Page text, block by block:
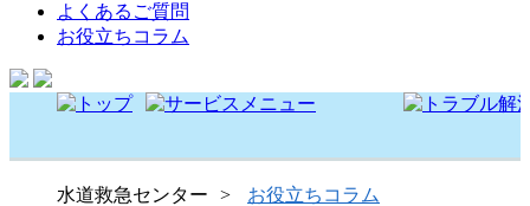
よくあるご質問
お役立ちコラム
水道救急センター お役立ちコラム